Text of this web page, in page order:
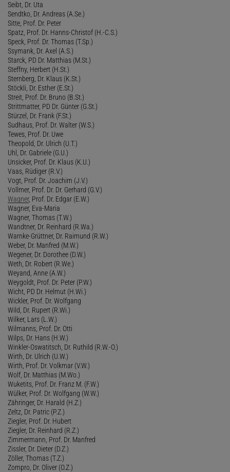
Seibt, Dr. Uta
Sendtko, Dr. Andreas (A.Se.)
Sitte, Prof. Dr. Peter
Spatz, Prof. Dr. Hanns-Christof (H.-C.S.)
Speck, Prof. Dr. Thomas (T.Sp.)
Ssymank, Dr. Axel (A.S.)
Starck, PD Dr. Matthias (M.St.)
Steffny, Herbert (H.St.)
Sternberg, Dr. Klaus (K.St.)
Stöckli, Dr. Esther (E.St.)
Streit, Prof. Dr. Bruno (B.St.)
Strittmatter, PD Dr. Günter (G.St.)
Stürzel, Dr. Frank (F.St.)
Sudhaus, Prof. Dr. Walter (W.S.)
Tewes, Prof. Dr. Uwe
Theopold, Dr. Ulrich (U.T.)
Uhl, Dr. Gabriele (G.U.)
Unsicker, Prof. Dr. Klaus (K.U.)
Vaas, Rüdiger (R.V.)
Vogt, Prof. Dr. Joachim (J.V.)
Vollmer, Prof. Dr. Dr. Gerhard (G.V.)
Wagner, Prof. Dr. Edgar (E.W.)
Wagner, Eva-Maria
Wagner, Thomas (T.W.)
Wandtner, Dr. Reinhard (R.Wa.)
Warnke-Grüttner, Dr. Raimund (R.W.)
Weber, Dr. Manfred (M.W.)
Wegener, Dr. Dorothee (D.W.)
Weth, Dr. Robert (R.We.)
Weyand, Anne (A.W.)
Weygoldt, Prof. Dr. Peter (P.W.)
Wicht, PD Dr. Helmut (H.Wi.)
Wickler, Prof. Dr. Wolfgang
Wild, Dr. Rupert (R.Wi.)
Wilker, Lars (L.W.)
Wilmanns, Prof. Dr. Otti
Wilps, Dr. Hans (H.W.)
Winkler-Oswatitsch, Dr. Ruthild (R.W.-O.)
Wirth, Dr. Ulrich (U.W.)
Wirth, Prof. Dr. Volkmar (V.W.)
Wolf, Dr. Matthias (M.Wo.)
Wuketits, Prof. Dr. Franz M. (F.W.)
Wülker, Prof. Dr. Wolfgang (W.W.)
Zähringer, Dr. Harald (H.Z.)
Zeltz, Dr. Patric (P.Z.)
Ziegler, Prof. Dr. Hubert
Ziegler, Dr. Reinhard (R.Z.)
Zimmermann, Prof. Dr. Manfred
Zissler, Dr. Dieter (D.Z.)
Zöller, Thomas (T.Z.)
Zompro, Dr. Oliver (O.Z.)